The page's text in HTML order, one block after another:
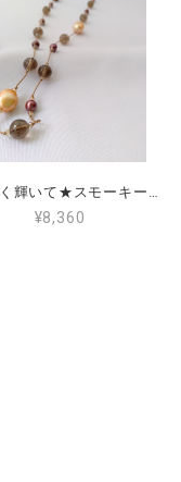
★美しく輝いて★スモーキークォーツ＆淡水パール＆アコヤパール
¥8,360